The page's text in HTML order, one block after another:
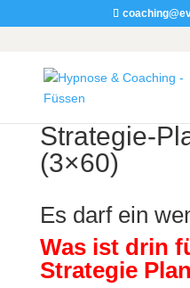
Strategie-
(3×60)
Es darf ein
Was ist drin
Strategie